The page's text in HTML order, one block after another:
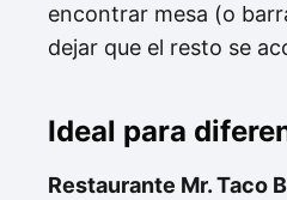
encontrar mesa (o
dejar que el resto se
Ideal para
Restaurante Mr. Taco